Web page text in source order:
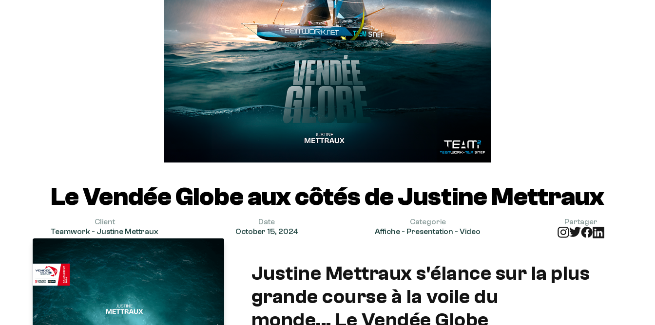
Le Vendée Globe aux côtés de Justine Mettraux
Client
Teamwork - Justine Mettraux
Date
October 15, 2024
Categorie
Affiche - Presentation - Video
Partager
Justine Mettraux s'élance sur la plus
grande course à la voile du
monde... Le Vendée Globe